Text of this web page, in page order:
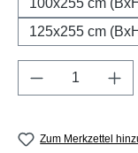
100x255 cm
125x255 cm
Produkt
Zum Merkzettel